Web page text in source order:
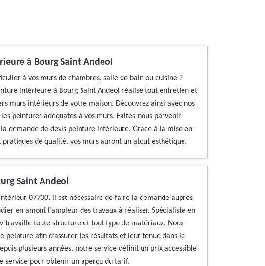
à Bourg Saint Andeol
à vos murs de chambres, salle de bain ou cuisine ?
intérieure à Bourg Saint Andeol réalise tout entretien et
murs intérieurs de votre maison. Découvrez ainsi avec nos
peintures adéquates à vos murs. Faites-nous parvenir
demande de devis peinture intérieure. Grâce à la mise en
pratiques de qualité, vos murs auront un atout esthétique.
Saint Andeol
07700, il est nécessaire de faire la demande auprès
en amont l’ampleur des travaux à réaliser. Spécialiste en
travaille toute structure et tout type de matériaux. Nous
peinture afin d’assurer les résultats et leur tenue dans le
plusieurs années, notre service définit un prix accessible
service pour obtenir un aperçu du tarif.